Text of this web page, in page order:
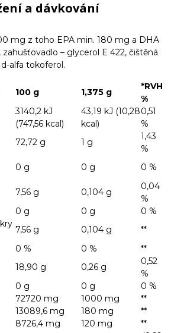
a dávkování
mg z toho EPA min. 180 mg a DHA
– glycerol E 422, čištěná
alfa tokoferol.
100 g 1,375 g
*RVH
%
3140,2 kJ
(747,56 kcal)
43,19 kJ (10,28
kcal)
0,51
%
72,72 g 1 g
1,43
%
0 g 0 g 0 %
7,56 g 0,104 g
0,04
%
0 g 0 g
0 %
7,56 g 0,104 g
**
0 % 0 %
**
18,90 g 0,26 g
0,52
%
0 g 0 g
0 %
72720 mg 1000 mg
**
13089,6 mg 180 mg
**
8726,4 mg 120 mg
**